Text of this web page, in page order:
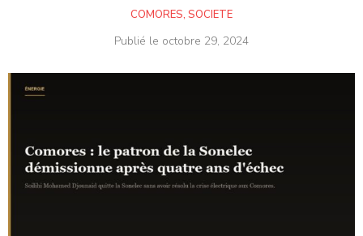
COMORES, SOCIETE
Publié le octobre 29, 2024